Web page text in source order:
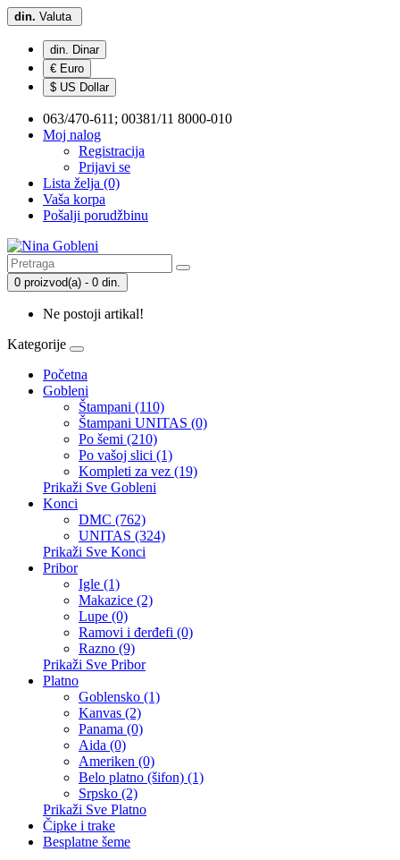
din. Valuta
din. Dinar
€ Euro
$ US Dollar
063/470-611; 00381/11 8000-010
Moj nalog
Registracija
Prijavi se
Lista želja (0)
Vaša korpa
Pošalji porudžbinu
0 proizvod(a) - 0 din.
Ne postoji artikal!
Kategorije
Početna
Gobleni
Štampani (110)
Štampani UNITAS (0)
Po šemi (210)
Po vašoj slici (1)
Kompleti za vez (19)
Prikaži Sve Gobleni
Konci
DMC (762)
UNITAS (324)
Prikaži Sve Konci
Pribor
Igle (1)
Makazice (2)
Lupe (0)
Ramovi i đerđefi (0)
Razno (9)
Prikaži Sve Pribor
Platno
Goblensko (1)
Kanvas (2)
Panama (0)
Aida (0)
Ameriken (0)
Belo platno (šifon) (1)
Srpsko (2)
Prikaži Sve Platno
Čipke i trake
Besplatne šeme